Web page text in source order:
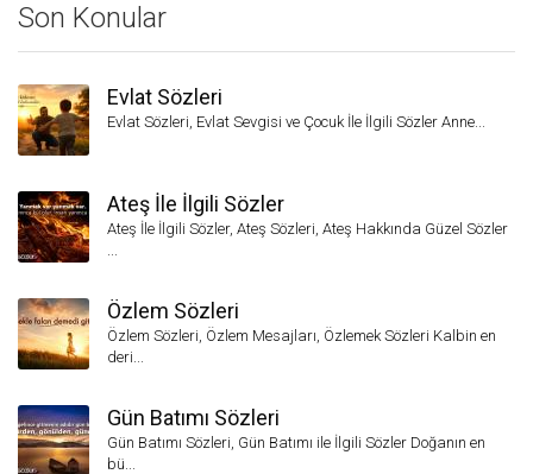
Son Konular
Evlat Sözleri
Evlat Sözleri, Evlat Sevgisi ve Çocuk İle İlgili Sözler Anne...
Ateş İle İlgili Sözler
Ateş İle İlgili Sözler, Ateş Sözleri, Ateş Hakkında Güzel Sözler
...
Özlem Sözleri
Özlem Sözleri, Özlem Mesajları, Özlemek Sözleri Kalbin en
deri...
Gün Batımı Sözleri
Gün Batımı Sözleri, Gün Batımı ile İlgili Sözler Doğanın en
bü...